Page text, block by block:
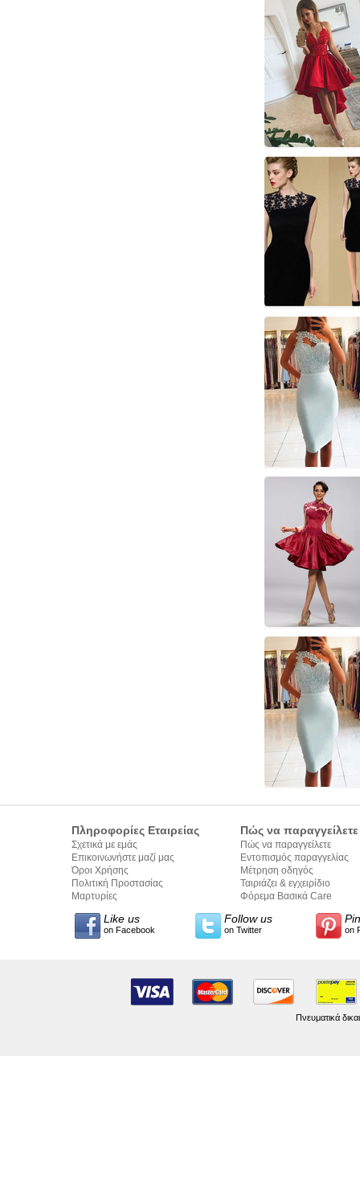
Πληροφορίες Εταιρείας
Σχετικά με εμάς
Επικοινωνήστε μαζί μας
Όροι Χρήσης
Πολιτική Προστασίας
Προσωπικών Δεδομένων
Μαρτυρίες
Πώς να παραγγείλετε
Πώς να παραγγείλετε
Εντοπισμός παραγγελίας
Μέτρηση οδηγός
Ταιριάζει & εγχειρίδιο
σύνταξης κειμένων
Φόρεμα Βασικά Care
Like us
on Facebook
Follow us
on Twitter on
Πνευματικά